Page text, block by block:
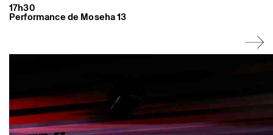
17h30
Performance de Moseha 13